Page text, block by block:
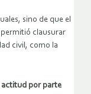
sino de que el
clausurar
civil, como la
actitud por parte